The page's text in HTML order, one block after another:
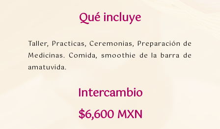
Qué incluye
Taller, Practicas, Ceremonias, Preparación de
Medicinas. Comida, smoothie de la barra de
amatuvida.
Intercambio
$6,600 MXN